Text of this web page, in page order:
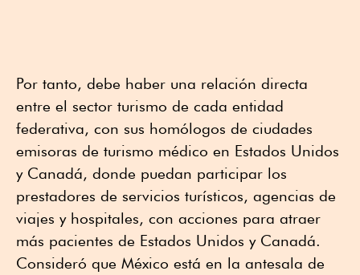
Por tanto, debe haber una relación directa
entre el sector turismo de cada entidad
federativa, con sus homólogos de ciudades
emisoras de turismo médico en Estados Unidos
y Canadá, donde puedan participar los
prestadores de servicios turísticos, agencias de
viajes y hospitales, con acciones para atraer
más pacientes de Estados Unidos y Canadá.
Consideró que México está en la antesala de